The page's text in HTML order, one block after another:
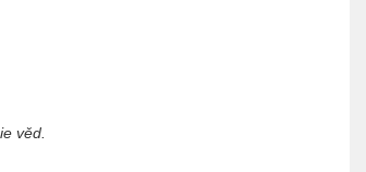
věd.